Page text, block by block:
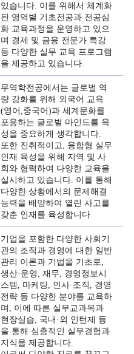
있습니다. 이를 위해서 체계화
된 영역별 기초전공과 전공심
화 교육과정을 운영하고 있으
며 경제 및 금융 전문가 특강
등 다양한 실무 교육 프로그램
을 제공하고 있습니다.
무역학전공에서는 글로벌 역
량 강화를 위해 외국어 교육
(영어,중국어)과 세계문화를
포용하는 글로벌 마인드를 육
성을 중요하게 생각합니다.
또한 진취적이고, 융합형 실무
인재 육성을 위해 지역 및 사
회와 협력하여 다양한 교육을
실시하고 있습니다. 이를 통해
다양한 상황에서의 문제해결
능력을 배양하여 열린 사고를
갖춘 인재를 육성합니다
기업을 포함한 다양한 사회기
관의 조직과 경영에 대한 일반
관리 이론과 기법을 기초로,
생산·운영, 재무, 경영정보시
스템, 마케팅, 인사·조직, 경영
전략 등 다양한 분야를 교육하
며, 이에 따른 실무교과목과
현장실습, 국내·외 인턴제 등
을 통해 심층적인 실무경험과
지식을 제공합니다.